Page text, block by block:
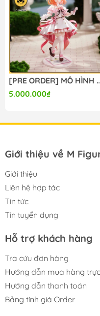
#mo_hinh_chinh_hang
#figure_chinh_hang
#gameprize
[PRE ORDER] MÔ HÌNH Gochuumon wa Usagi Desu
5.000.000₫
Giới thiệu về M
Giới thiệu
Liên hệ hợp tác
Tin tức
Tin tuyển dụng
Hỗ trợ khách hàng
Tra cứu đơn hàng
Hướng dẫn mua hàng
Hướng dẫn thanh toán
Bảng tính giá Order